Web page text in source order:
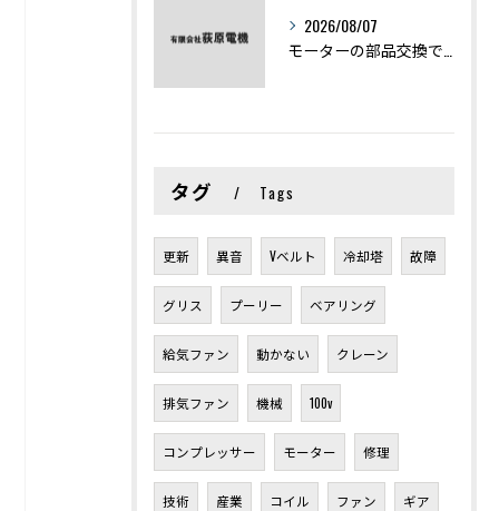
2026/08/07
タグ Tags
更新 異音 Vベルト 冷却塔 故障
グリス プーリー ベアリング
給気ファン 動かない クレーン
排気ファン 機械 100v
コンプレッサー モーター 修理
技術 産業 コイル ファン ギア